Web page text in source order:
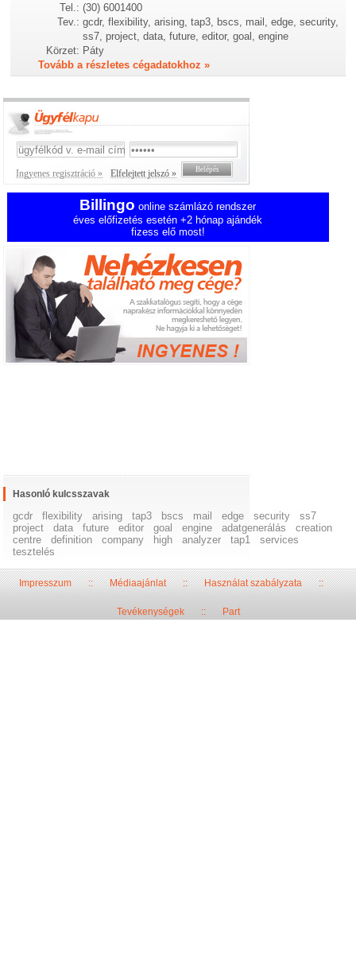
Tel.: (30) 6001400
Tev.: gcdr, flexibility, arising, tap3, bscs, mail, edge, security,
ss7, project, data, future, editor, goal, engine
Körzet: Páty
Tovább a részletes cégadatokhoz »
Ingyenes regisztráció » Elfelejtett jelszó »
Billingo online számlázó rendszer
éves előfizetés esetén +2 hónap ajándék
fizess elő most!
Hasonló kulcsszavak
gcdr flexibility arising tap3 bscs mail edge security
ss7
project
data future editor goal engine adatgenerálás
creation
centre
definition company high analyzer tap1
services
tesztelés
Impresszum::Médiaajánlat::Használat szabályzata::
Tevékenységek:: Part